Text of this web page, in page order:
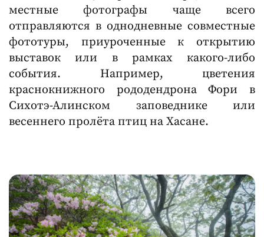
местные фотографы чаще всего
отправляются в однодневные совместные
фототуры, приуроченные к открытию
выставок или в рамках какого-либо
события. Например, цветения
краснокнижного рододендрона Фори в
Сихотэ-Алинском заповеднике или
весеннего пролёта птиц на Хасане.